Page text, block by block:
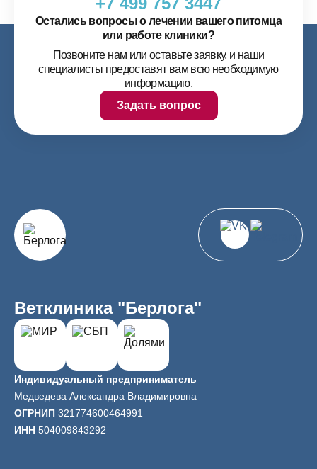
Остались вопросы о лечении вашего питомца
или работе клиники?
Позвоните нам или оставьте заявку, и наши
специалисты предоставят вам всю необходимую
информацию.
Задать вопрос
Ветклиника "Берлога"
Индивидуальный предприниматель
Медведева Александра Владимировна
ОГРНИП 321774600464991
ИНН 504009843292